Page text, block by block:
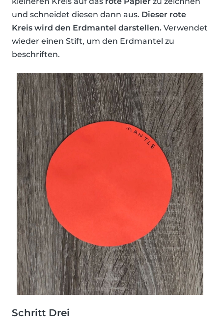
und schneidet diesen dann aus. Dieser rote
Kreis wird den Erdmantel darstellen. Verwendet
wieder einen Stift, um den Erdmantel zu
beschriften.
Schritt Drei